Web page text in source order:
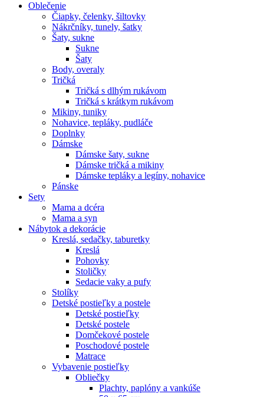
Oblečenie
Čiapky, čelenky, šiltovky
Nákrčníky, tunely, šatky
Šaty, sukne
Sukne
Šaty
Body, overaly
Tričká
Tričká s dlhým rukávom
Tričká s krátkym rukávom
Mikiny, tuniky
Nohavice, tepláky, pudláče
Doplnky
Dámske
Dámske šaty, sukne
Dámske tričká a mikiny
Dámske tepláky a legíny, nohavice
Pánske
Sety
Mama a dcéra
Mama a syn
Nábytok a dekorácie
Kreslá, sedačky, taburetky
Kreslá
Pohovky
Stoličky
Sedacie vaky a pufy
Stolíky
Detské postieľky a postele
Detské postieľky
Detské postele
Domčekové postele
Poschodové postele
Matrace
Vybavenie postieľky
Obliečky
Plachty, paplóny a vankúše